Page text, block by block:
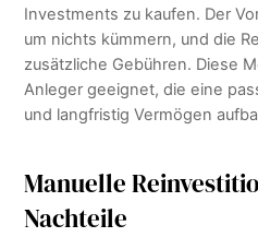
Investments zu kaufen. Der
um nichts kümmern, und die
zusätzliche Gebühren. Diese
Anleger geeignet, die eine
und langfristig Vermögen
Manuelle
Nachteile